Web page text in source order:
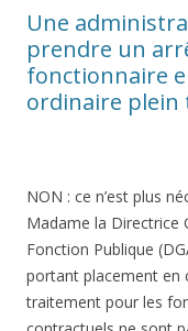
Une
prendre un
fonctionnaire
ordinaire plein
NON : ce n’est plus
Madame la Directrice
Fonction Publique
portant placement en
traitement pour les